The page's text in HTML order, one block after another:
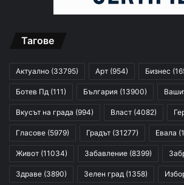
Тагове
Актуално (33795) Арт (954) Бизнес
Ботев Пд (111) България (13900)
Вкусът на града (994) Власт (4082)
Гласове (5979) Градът (31277) Евала
Живот (11034) Забавление (8399)
Здраве (3890) Зелен град (1358)